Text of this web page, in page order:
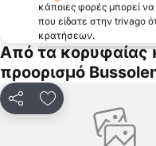
κάποιες φορές μπορεί
που είδατε στην trivago
κρατήσεων.
Από τα κορυφαίας
προορισμό
ΚοινοποίησηΠροσθήκη στα